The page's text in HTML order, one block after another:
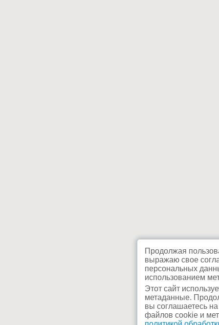
Продолжая
выражаю свое
персональных
использованием
Этот сайт
метаданные.
вы соглашаетесь
файлов cookie и